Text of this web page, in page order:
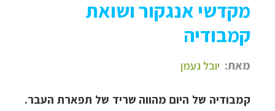
מקדשי אנגקור ושואת
קמבודיה
מאת: יובל נעמן
קמבודיה של היום מהווה שריד של תפארת העבר.